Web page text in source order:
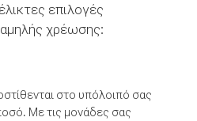
επιλογές
χρέωσης:
στο υπόλοιπό σας
Με τις μονάδες σας